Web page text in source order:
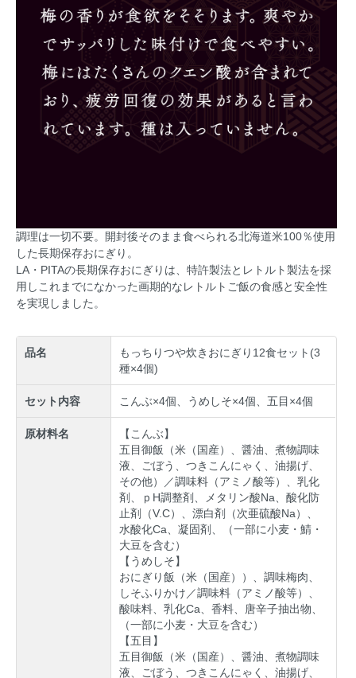
調理は一切不要。開封後そのまま食べられる北海道米100％使用
した長期保存おにぎり。
LA・PITAの長期保存おにぎりは、特許製法とレトルト製法を採
用しこれまでになかった画期的なレトルトご飯の食感と安全性
を実現しました。
品名
もっちりつや炊きおにぎり12食セット(3
種×4個)
セット内容 こんぶ×4個、うめしそ×4個、五目×4個
原材料名
【こんぶ】
五目御飯（米（国産）、醤油、煮物調味
液、ごぼう、つきこんにゃく、油揚げ、
その他）／調味料（アミノ酸等）、乳化
剤、ｐH調整剤、メタリン酸Na、酸化防
止剤（V.C）、漂白剤（次亜硫酸Na）、
水酸化Ca、凝固剤、（一部に小麦・鯖・
大豆を含む）
【うめしそ】
おにぎり飯（米（国産））、調味梅肉、
しそふりかけ／調味料（アミノ酸等）、
酸味料、乳化Ca、香料、唐辛子抽出物、
（一部に小麦・大豆を含む）
【五目】
五目御飯（米（国産）、醤油、煮物調味
液、ごぼう、つきこんにゃく、油揚げ、